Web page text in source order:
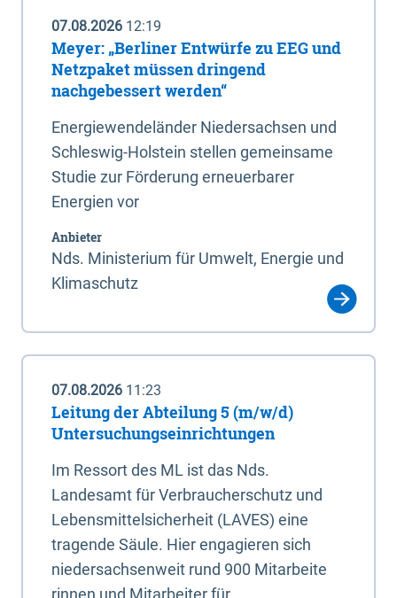
07.08.2026 12:19
Meyer: „Berliner Entwürfe zu EEG und
Netzpaket müssen dringend
nachgebessert werden“
Energiewendeländer Niedersachsen und
Schleswig-Holstein stellen gemeinsame
Studie zur Förderung erneuerbarer
Energien vor
Anbieter
Nds. Ministerium für Umwelt, Energie und
Klimaschutz
07.08.2026 11:23
Leitung der Abteilung 5 (m/w/d)
Untersuchungseinrichtungen
Im Ressort des ML ist das Nds.
Landesamt für Verbraucherschutz und
Lebensmittelsicherheit (LAVES) eine
tragende Säule. Hier engagieren sich
niedersachsenweit rund 900 Mitarbeite